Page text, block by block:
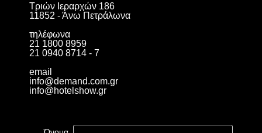
Τριών Ιεραρχών 186
11852 - Άνω Πετράλωνα
τηλέφωνα
21 1800 8959
21 0940 8714 - 7
email
info@demand.com.gr
info@hotelshow.gr